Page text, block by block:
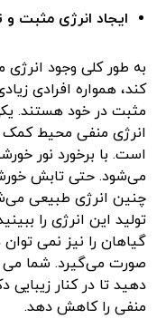
ایجاد انرژی مثبت
به طور کلی وجود
کند، همواره افرادی
مثبت در خود هستند.
انرژی منفی محیط
است. با برخورد نور
می‌شود. حتی تابش
چنین انرژی طبیعی
تولید این انرژی را
گیاهان را نیز نمی توان
صورت می‌گیرد. شما می
دهید تا در کنار زیبایی
منفی را کاهش دهد.